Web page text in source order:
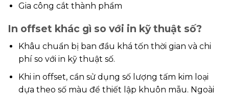
Gia công cắt thành phẩm
In offset khác gì so với in kỹ thuật số?
Khâu chuẩn bị ban đầu khá tốn thời gian và chi
phí so với in kỹ thuật số.
Khi in offset, cần sử dụng số lượng tấm kim loại
dựa theo số màu để thiết lập khuôn mẫu. Ngoài